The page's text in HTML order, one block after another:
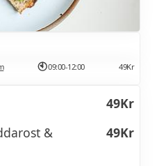
09:00-12:00 49Kr
49Kr
&
49Kr